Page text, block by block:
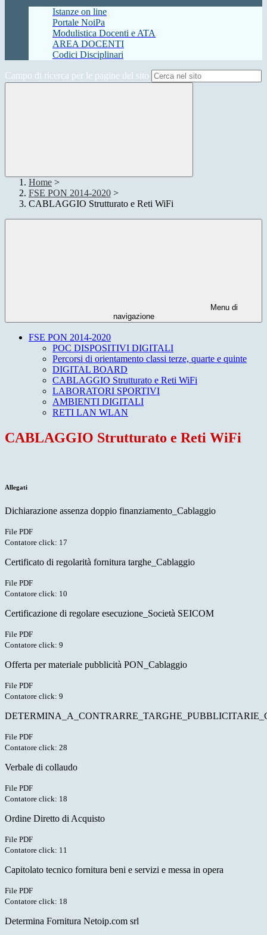
Istanze on line
Portale NoiPa
Modulistica Docenti e ATA
AREA DOCENTI
Codici Disciplinari
Campo di ricerca per le pagine del sito
Home >
FSE PON 2014-2020 >
CABLAGGIO Strutturato e Reti WiFi
Menu di
navigazione
FSE PON 2014-2020
POC DISPOSITIVI DIGITALI
Percorsi di orientamento classi terze, quarte e quinte
DIGITAL BOARD
CABLAGGIO Strutturato e Reti WiFi
LABORATORI SPORTIVI
AMBIENTI DIGITALI
RETI LAN WLAN
CABLAGGIO Strutturato e Reti WiFi
Allegati
Dichiarazione assenza doppio finanziamento_Cablaggio
File PDF
Contatore click: 17
Certificato di regolarità fornitura targhe_Cablaggio
File PDF
Contatore click: 10
Certificazione di regolare esecuzione_Società SEICOM
File PDF
Contatore click: 9
Offerta per materiale pubblicità PON_Cablaggio
File PDF
Contatore click: 9
File PDF
Contatore click: 28
Verbale di collaudo
File PDF
Contatore click: 18
Ordine Diretto di Acquisto
File PDF
Contatore click: 11
Capitolato tecnico fornitura beni e servizi e messa in opera
File PDF
Contatore click: 18
Determina Fornitura Netoip.com srl